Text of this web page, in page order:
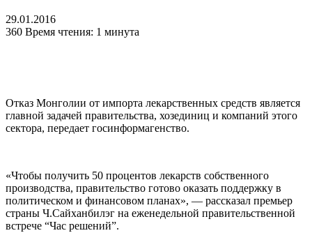
29.01.2016
360 Время чтения: 1 минута
Отказ Монголии от импорта лекарственных средств является
главной задачей правительства, хозединиц и компаний этого
сектора, передает госинформагенство.
«Чтобы получить 50 процентов лекарств собственного
производства, правительство готово оказать поддержку в
политическом и финансовом планах», — рассказал премьер
страны Ч.Сайханбилэг на еженедельной правительственной
встрече “Час решений”.